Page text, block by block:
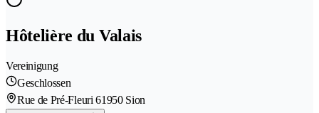
Hôtelière du Valais
Vereinigung
Geschlossen
Rue de Pré-Fleuri 61950 Sion